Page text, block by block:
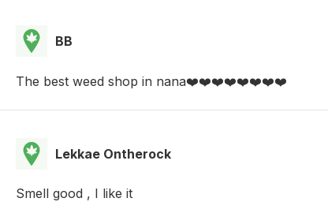
BB
The best weed shop in nana❤️❤️❤️❤️❤️❤️❤️❤️
Lekkae Ontherock
Smell good , I like it